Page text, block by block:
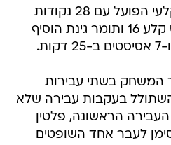
ג'ונתן מוטלי הוביל את קלעי הפועל עם 28 נקודות
ב-23 דקות. איש ווינרייט קלע 16 ותומר גינת הוסיף
המשחק בשתי עבירות
בעקבות עבירה שלא
הראשונה, פלטין
לעבר אחד השופטים